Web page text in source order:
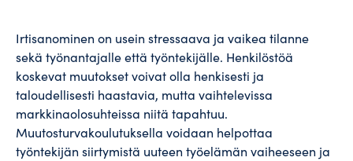
Irtisanominen on usein stressaava ja vaikea tilanne
sekä työnantajalle että työntekijälle. Henkilöstöä
koskevat muutokset voivat olla henkisesti ja
taloudellisesti haastavia, mutta vaihtelevissa
markkinaolosuhteissa niitä tapahtuu.
Muutosturvakoulutuksella voidaan helpottaa
työntekijän siirtymistä uuteen työelämän vaiheeseen ja